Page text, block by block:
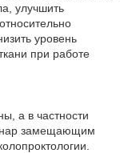
улучшить
уровень
при работе
а в частности
замещающим